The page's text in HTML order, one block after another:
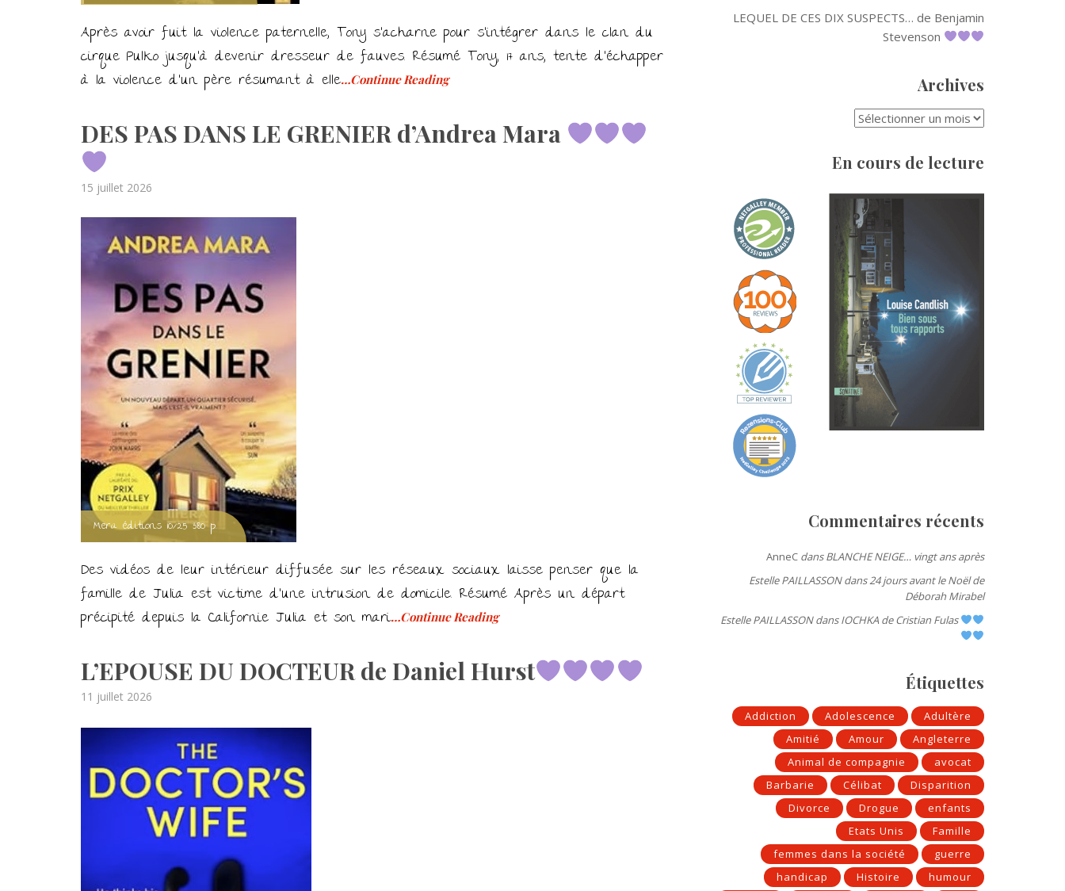
Après avoir fuit la violence paternelle, Tony s’acharne pour s’intégrer dans le clan du
cirque Pulko jusqu’à devenir dresseur de fauves. Résumé Tony, 17 ans, tente d’échapper
à la violence d’un père résumant à elle…Continue Reading
DES PAS DANS LE GRENIER d’Andrea Mara
Posted
15 juillet 2026
Mera éditions 10/25 380 p.
Des vidéos de leur intérieur diffusée sur les réseaux sociaux laisse penser que la
famille de Julia est victime d’une intrusion de domicile. Résumé Après un départ
précipité depuis la Californie Julia et son mari…Continue Reading
L’EPOUSE DU DOCTEUR de Daniel Hurst
Posted
11 juillet 2026
LEQUEL DE CES DIX SUSPECTS… de Benjamin
Stevenson
Archives
En cours de lecture
Commentaires récents
AnneC dansBLANCHE NEIGE… vingt ans après
Estelle PAILLASSONdans24 jours avant le Noël de
Déborah Mirabel
Estelle PAILLASSONdansIOCHKA de Cristian Fulas
Étiquettes
Addiction Adolescence
Adultère
Amitié
Amour
Angleterre
Animal de compagnie
avocat
Barbarie
Célibat
Disparition
Divorce
Drogue
enfants
Etats Unis
Famille
femmes dans la société
guerre
handicap
Histoire
humour